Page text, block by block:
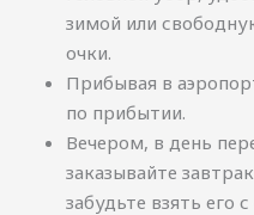
зимой или
очки.
Прибывая в
по прибытии.
Вечером, в день
заказывайте
забудьте взять его